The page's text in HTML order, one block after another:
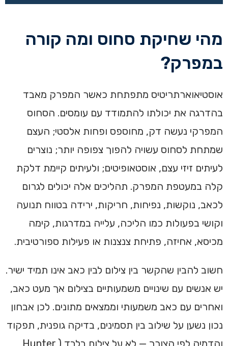
מהי שחיקת סחוס ומה קורה
במפרק?
אוסטיאוארתריטיס מתפתחת כאשר המפרק מאבד
בהדרגה את יכולתו להתמודד עם עומסים. הסחוס
המפרקי נעשה דק, מחוספס ופחות אלסטי; העצם
שמתחת לסחוס עשויה להפוך צפופה יותר; נוצרים
לעיתים זיזי עצם, אוסטאופיטים; ולעיתים קיימת דלקת
קלה במעטפת המפרק. תהליכים אלה יכולים לגרום
לכאב, נוקשות, נפיחות, חריקות, ירידה בטווח תנועה
וקושי בפעולות כמו הליכה, עלייה במדרגות, קימה
מכיסא, אחיזה, פתיחת צנצנות או פעילות ספורטיבית.
חשוב להבין שהקשר בין צילום לבין כאב אינו תמיד ישיר.
יש אנשים עם שינויים משמעותיים בצילום אך מעט כאב,
ואחרים עם כאב משמעותי וממצאים מתונים. לכן אבחון
נכון נשען על שילוב בין תסמינים, בדיקה גופנית, תפקוד
והדמיה לפי הצורך — לא על צילום בלבד (Hunter,